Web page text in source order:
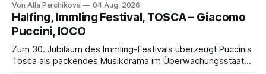
Genau so war der Abend im Kurhaus Wiesbaden, an dem
Johannes Brahms’ Erstes Klavierkonzert d-Moll op. 15 mit
Daniil
Von Alla Perchikova 04 Aug. 2026
Halfing, Immling Festival, TOSCA – Giacomo
Puccini, IOCO
Zum 30. Jubiläum des Immling-Festivals überzeugt Puccinis
Tosca als packendes Musikdrama im Überwachungsstaat